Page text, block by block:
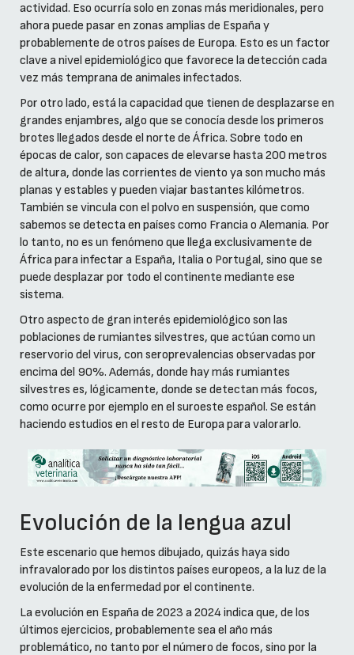
actividad. Eso ocurría solo en zonas más meridionales, pero
ahora puede pasar en zonas amplias de España y
probablemente de otros países de Europa. Esto es un factor
clave a nivel epidemiológico que favorece la detección cada
vez más temprana de animales infectados.
Por otro lado, está la capacidad que tienen de desplazarse en
grandes enjambres, algo que se conocía desde los primeros
brotes llegados desde el norte de África. Sobre todo en
épocas de calor, son capaces de elevarse hasta 200 metros
de altura, donde las corrientes de viento ya son mucho más
planas y estables y pueden viajar bastantes kilómetros.
También se vincula con el polvo en suspensión, que como
sabemos se detecta en países como Francia o Alemania. Por
lo tanto, no es un fenómeno que llega exclusivamente de
África para infectar a España, Italia o Portugal, sino que se
puede desplazar por todo el continente mediante ese
sistema.
Otro aspecto de gran interés epidemiológico son las
poblaciones de rumiantes silvestres, que actúan como un
reservorio del virus, con seroprevalencias observadas por
encima del 90%. Además, donde hay más rumiantes
silvestres es, lógicamente, donde se detectan más focos,
como ocurre por ejemplo en el suroeste español. Se están
haciendo estudios en el resto de Europa para valorarlo.
Evolución de la lengua azul
Este escenario que hemos dibujado, quizás haya sido
infravalorado por los distintos países europeos, a la luz de la
evolución de la enfermedad por el continente.
La evolución en España de 2023 a 2024 indica que, de los
últimos ejercicios, probablemente sea el año más
problemático, no tanto por el número de focos, sino por la